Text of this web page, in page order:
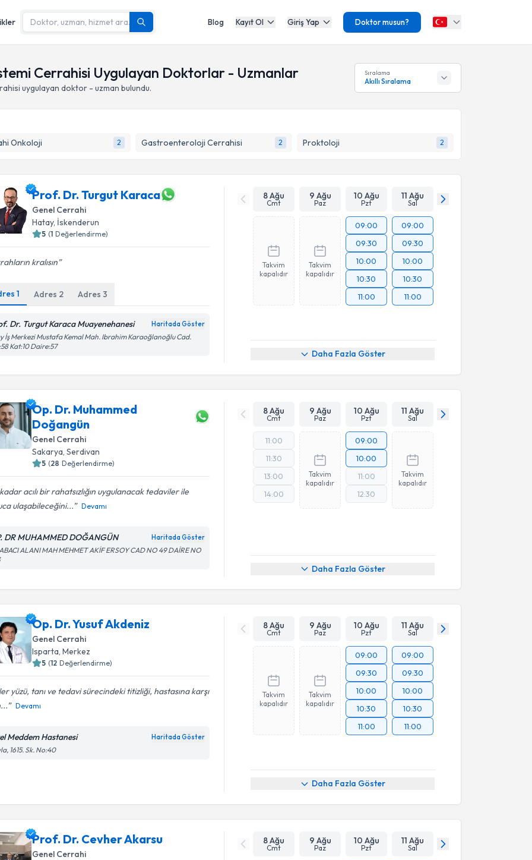
Blog Kayıt Ol Giriş Yap Doktor musun?
Cerrahisi Uygulayan Doktorlar - Uzmanlar
uygulayan doktor - uzman bulundu.
Sıralama
Akıllı Sıralama
Onkoloji 2 Gastroenteroloji Cerrahisi 2 Proktoloji 2
Prof. Dr. Turgut Karaca
Genel Cerrahi
Hatay, İskenderun
5 (1 Değerlendirme)
kralısın
1 Adres 2 Adres3
Dr. Turgut Karaca Muayenehanesi Haritada Göster
İş Merkezi Mustafa Kemal Mah. Ibrahim Karaoğlanoğlu Cad.
Kat:10 Daire:57
8 Ağu
Cmt
9 Ağu
Paz
10 Ağu
Pzt
11 Ağu
Sal
Takvim
kapalıdır
Takvim
kapalıdır
09:00
09:30
10:00
10:30
11:00
09:00
09:30
10:00
10:30
11:00
Daha Fazla Göster
Op. Dr. Muhammed
Doğangün
Genel Cerrahi
Sakarya ,Serdivan
5 (28 Değerlendirme)
acılı bir rahatsızlığın uygulanacak tedaviler ile
ulaşabileceğini...
Devamı
DR MUHAMMED DOĞANGÜN Haritada Göster
ALANI MAH MEHMET AKİF ERSOY CAD NO 49 DAİRE NO
8 Ağu
Cmt
9 Ağu
Paz
10 Ağu
Pzt
11 Ağu
Sal
11:00
11:30
13:00
14:00
Takvim
kapalıdır
09:00
10:00
11:00
12:30
Takvim
kapalıdır
Daha Fazla Göster
Op. Dr. Yusuf Akdeniz
Genel Cerrahi
Isparta,Merkez
5 (12 Değerlendirme)
yüzü, tanı ve tedavi sürecindeki titizliği, hastasına karşı
Devamı
Meddem Hastanesi Haritada Göster
1615. Sk. No:40
8 Ağu
Cmt
9 Ağu
Paz
10 Ağu
Pzt
11 Ağu
Sal
Takvim
kapalıdır
Takvim
kapalıdır
09:00
09:30
10:00
10:30
11:00
09:00
09:30
10:00
10:30
11:00
Daha Fazla Göster
Prof. Dr. Cevher Akarsu
Genel Cerrahi
8 Ağu
Cmt
9 Ağu
Paz
10 Ağu
Pzt
11 Ağu
Sal